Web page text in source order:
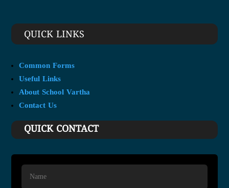
QUICK LINKS
Common Forms
Useful Links
About School Vartha
Contact Us
QUICK CONTACT